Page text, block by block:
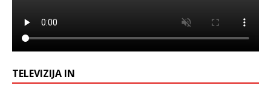
TELEVIZIJA IN